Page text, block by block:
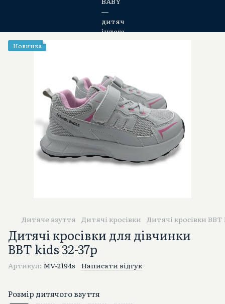
Новинка
Дитяче взуття Дитячі кросівки Дитячі кросівки
Дитячі кросівки для дівчинки
BBT kids 32-37p
Артикул: MV-2194s Написати відгук
Розмір дитячого взуття